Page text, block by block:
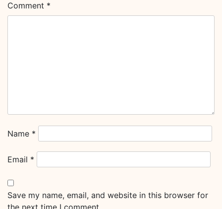
Comment *
Name *
Email *
Save my name, email, and website in this browser for
the next time I comment.